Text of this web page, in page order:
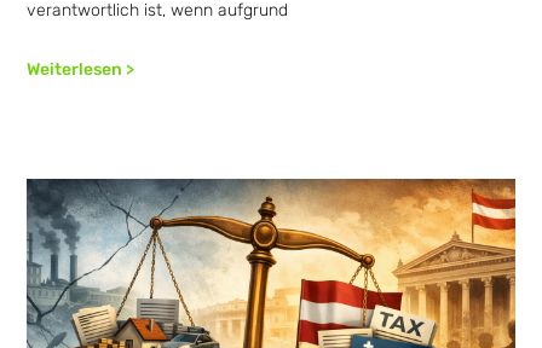
verantwortlich ist, wenn aufgrund
Weiterlesen >